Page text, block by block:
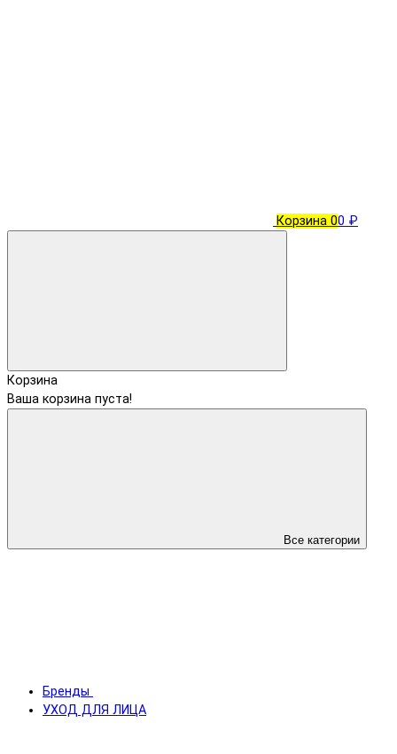
Корзина 00 ₽
Корзина
Ваша корзина пуста!
Все категории
Бренды
УХОД ДЛЯ ЛИЦА